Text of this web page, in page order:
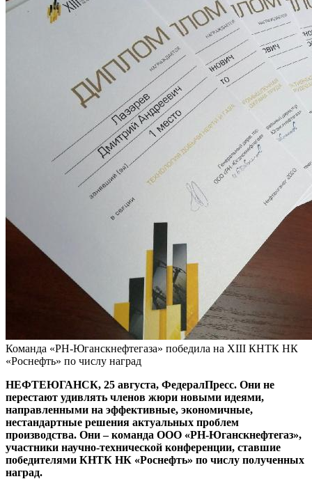
Команда «РН-Юганскнефтегаза» победила на XIII КНТК НК
«Роснефть» по числу наград
НЕФТЕЮГАНСК, 25 августа, ФедералПресс. Они не
перестают удивлять членов жюри новыми идеями,
направленными на эффективные, экономичные,
нестандартные решения актуальных проблем
производства. Они – команда ООО «РН-Юганскнефтегаз»,
участники научно-технической конференции, ставшие
победителями КНТК НК «Роснефть» по числу полученных
наград.